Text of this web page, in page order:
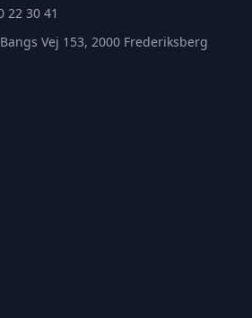
22 30 41
Vej 153, 2000 Frederiksberg